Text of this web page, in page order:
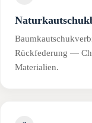
Rückfederung —
Materialien.